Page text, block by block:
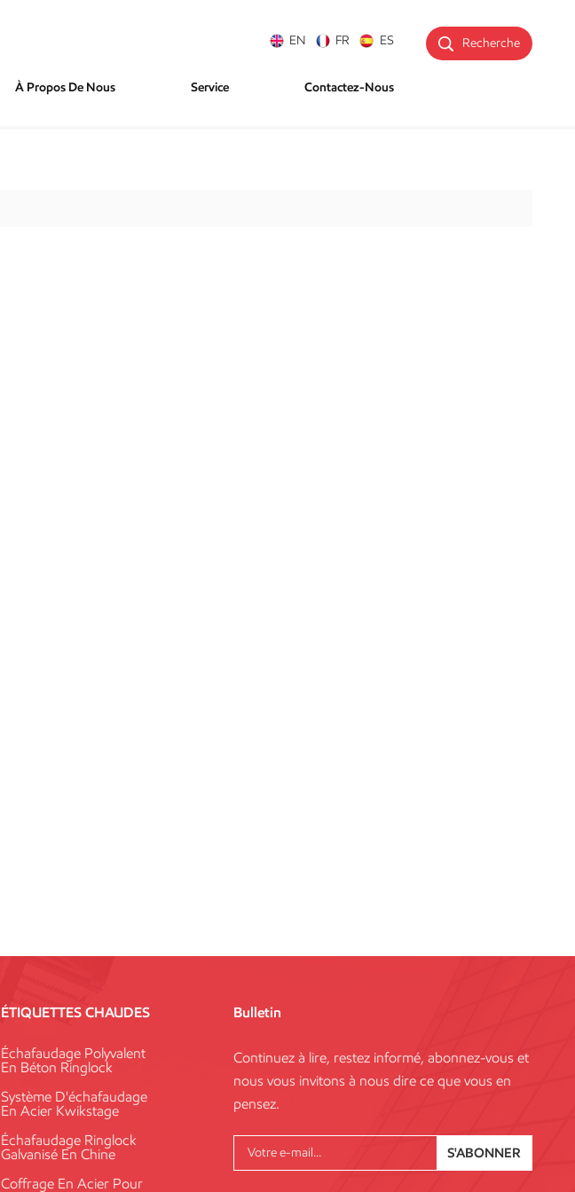
Recherche
EN FR ES
À Propos De Nous Service Contactez-Nous
ÉTIQUETTES CHAUDES
Échafaudage Polyvalent
En Béton Ringlock
Système D'échafaudage
En Acier Kwikstage
Échafaudage Ringlock
Galvanisé En Chine
Coffrage En Acier Pour
Bulletin
Continuez à lire, restez informé, abonnez-vous et
nous vous invitons à nous dire ce que vous en
pensez.
S'ABONNER